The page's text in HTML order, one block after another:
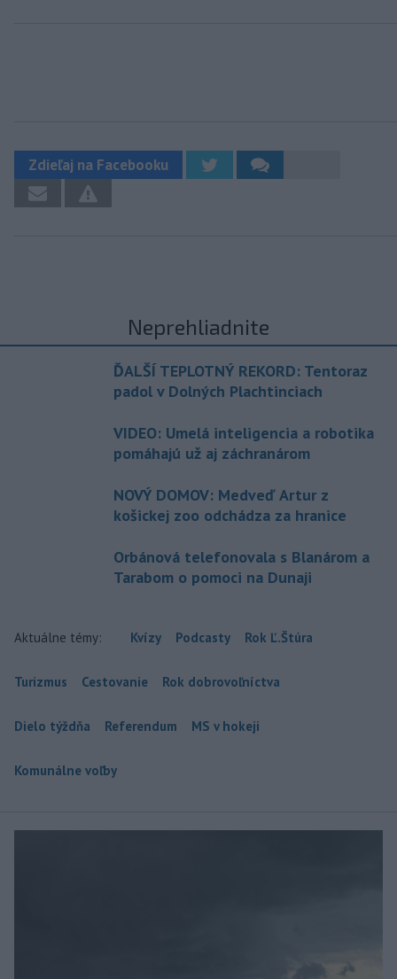
Zdieľaj na Facebooku
Neprehliadnite
ĎALŠÍ TEPLOTNÝ REKORD: Tentoraz
padol v Dolných Plachtinciach
VIDEO: Umelá inteligencia a robotika
pomáhajú už aj záchranárom
NOVÝ DOMOV: Medveď Artur z
košickej zoo odchádza za hranice
Orbánová telefonovala s Blanárom a
Tarabom o pomoci na Dunaji
Aktuálne témy: Kvízy Podcasty Rok Ľ.Štúra
Turizmus Cestovanie Rok dobrovoľníctva
Dielo týždňa Referendum MS v hokeji
Komunálne voľby